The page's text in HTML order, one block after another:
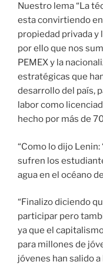
Nuestro lema “La
esta convirtiendo
propiedad privada y
por ello que nos
PEMEX y la
estratégicas que
desarrollo del país,
labor como
hecho por más de
“Como lo dijo
sufren los
agua en el océano
“Finalizo diciendo
participar pero
ya que el
para millones de
jóvenes han salido a